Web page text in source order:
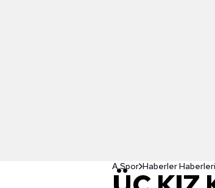
A Spor Haberler Haberleri